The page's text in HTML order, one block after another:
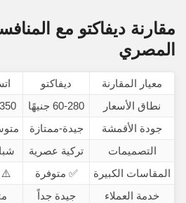
مقارنة ديفاكتو مع
المصري
معيار المقارنة ديفاكتو
نطاق الأسعار
60-280 جنيهًا 80-
جودة الأقمشة
جيدة-ممتازة
التصميمات
تركية عصرية
المقاسات الكبيرة
✅ متوفرة ⚠️
خدمة العملاء
جيدة جداً